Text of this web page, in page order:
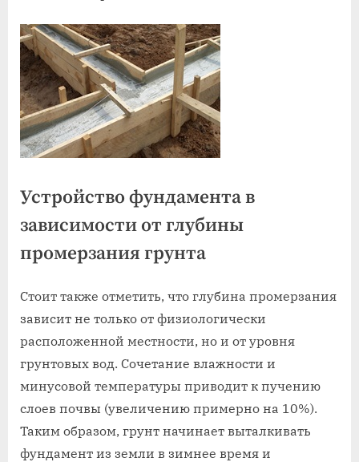
Устройство фундамента в
зависимости от глубины
промерзания грунта
Стоит также отметить, что глубина промерзания
зависит не только от физиологически
расположенной местности, но и от уровня
грунтовых вод. Сочетание влажности и
минусовой температуры приводит к пучению
слоев почвы (увеличению примерно на 10%).
Таким образом, грунт начинает выталкивать
фундамент из земли в зимнее время и